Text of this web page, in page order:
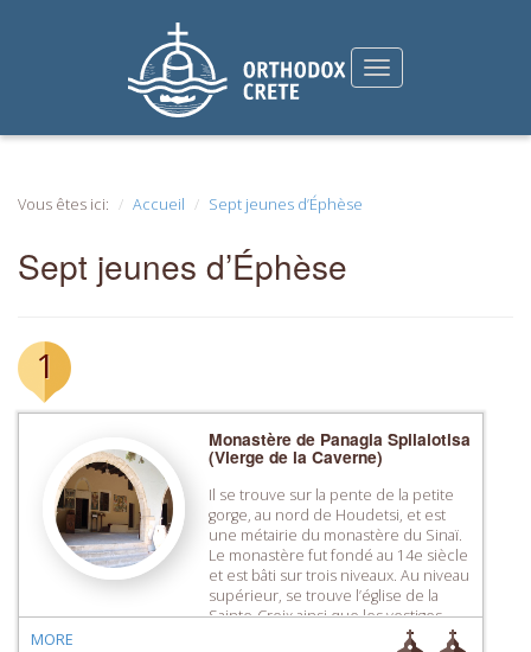
Vous êtes ici: Accueil Sept jeunes d’Éphèse
Sept jeunes d’Éphèse
1
Monastère de Panagia Spilaiotisa
(Vierge de la Caverne)
Il se trouve sur la pente de la petite
gorge, au nord de Houdetsi, et est
une métairie du monastère du Sinaï.
Le monastère fut fondé au 14e siècle
et est bâti sur trois niveaux. Au niveau
supérieur, se trouve l’église de la
Sainte-Croix ainsi que les vestiges
d’une autre église. Le catholicon se
MORE